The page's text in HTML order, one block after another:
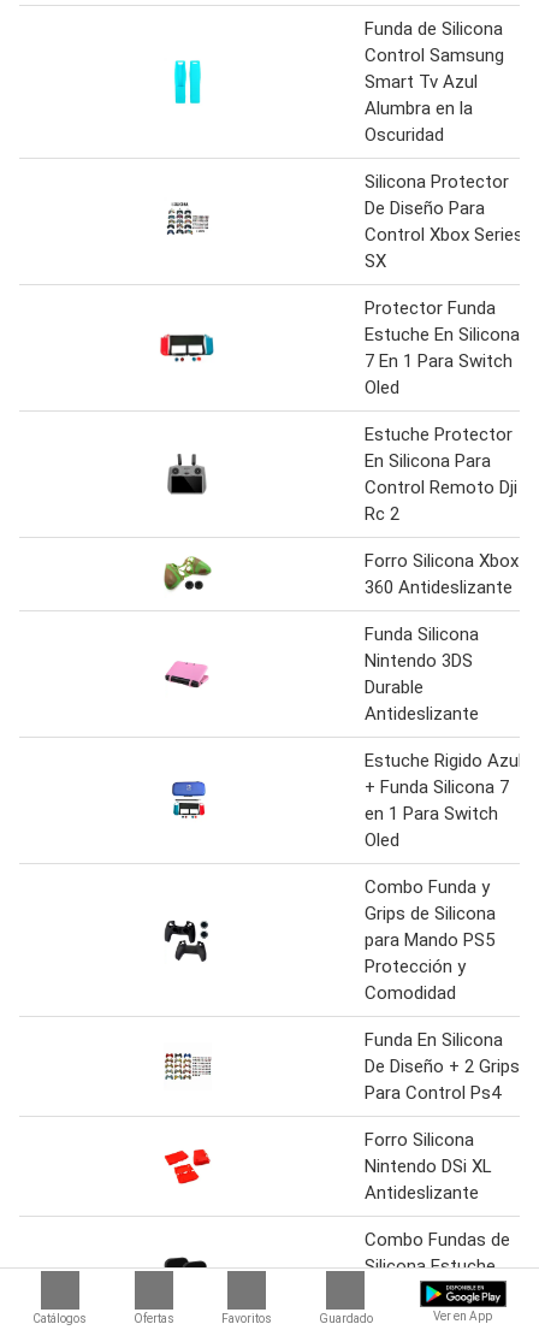
Catálogos Ofertas Favoritos Guardado Ver en App
Funda de Silicona
Control Samsung
Smart Tv Azul
Alumbra en la
Oscuridad
Silicona Protector
De Diseño Para
Control Xbox Series
SX
Protector Funda
Estuche En Silicona
7 En 1 Para Switch
Oled
Estuche Protector
En Silicona Para
Control Remoto Dji
Rc 2
Forro Silicona Xbox
360 Antideslizante
Funda Silicona
Nintendo 3DS
Durable
Antideslizante
Estuche Rigido Azul
+ Funda Silicona 7
en 1 Para Switch
Oled
Combo Funda y
Grips de Silicona
para Mando PS5
Protección y
Comodidad
Funda En Silicona
De Diseño + 2 Grips
Para Control Ps4
Forro Silicona
Nintendo DSi XL
Antideslizante
Combo Fundas de
Silicona Estuche
Proteccion AirPods
2 Generacion 1 y 2